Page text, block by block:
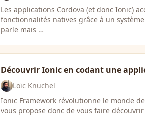
Les applications Cordova (et donc Ionic)
fonctionnalités natives grâce à un
parle mais …
Découvrir Ionic en codant une
Loïc Knuchel
Ionic Framework révolutionne le monde
vous propose donc de vous faire